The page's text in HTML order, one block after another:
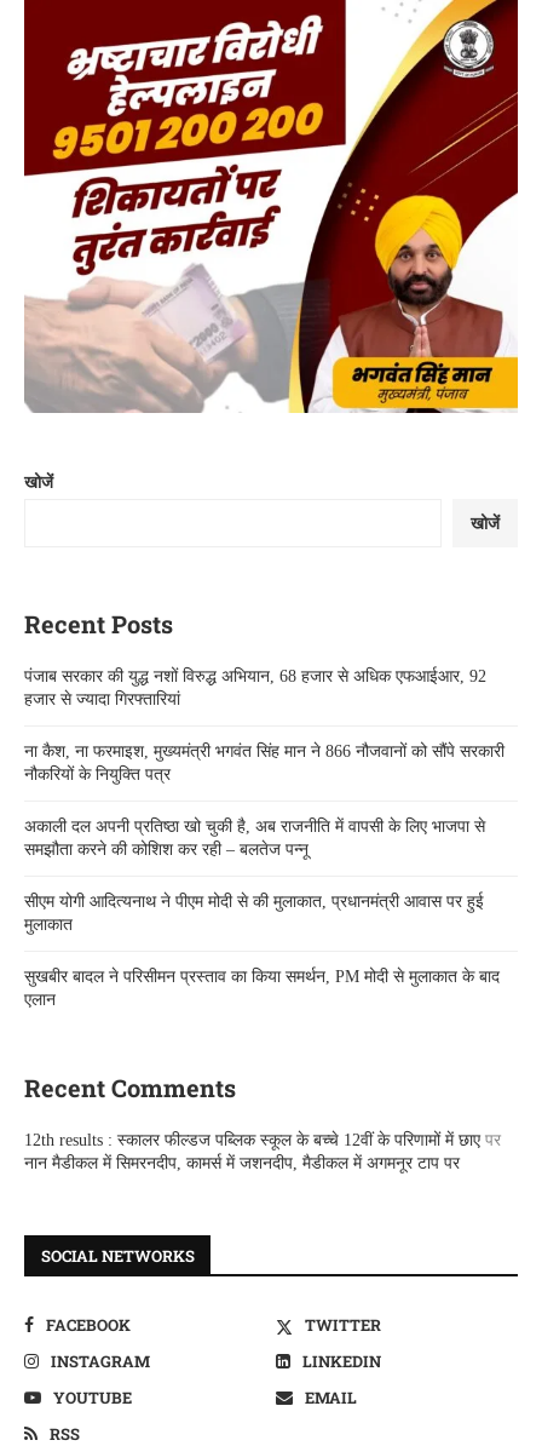
खोजें
खोजें
Recent Posts
पंजाब सरकार की युद्ध नशों विरुद्ध अभियान, 68 हजार से अधिक एफआईआर, 92
हजार से ज्यादा गिरफ्तारियां
ना कैश, ना फरमाइश, मुख्यमंत्री भगवंत सिंह मान ने 866 नौजवानों को सौंपे सरकारी
नौकरियों के नियुक्ति पत्र
अकाली दल अपनी प्रतिष्ठा खो चुकी है, अब राजनीति में वापसी के लिए भाजपा से
समझौता करने की कोशिश कर रही – बलतेज पन्नू
सीएम योगी आदित्यनाथ ने पीएम मोदी से की मुलाकात, प्रधानमंत्री आवास पर हुई
मुलाकात
सुखबीर बादल ने परिसीमन प्रस्ताव का किया समर्थन, PM मोदी से मुलाकात के बाद
एलान
Recent Comments
12th results : स्कालर फील्डज पब्लिक स्कूल के बच्चे 12वीं के परिणामों में छाएपर
नान मैडीकल में सिमरनदीप, कामर्स में जशनदीप, मैडीकल में अगमनूर टाप पर
SOCIAL NETWORKS
FACEBOOK
TWITTER
INSTAGRAM
LINKEDIN
YOUTUBE
EMAIL
RSS